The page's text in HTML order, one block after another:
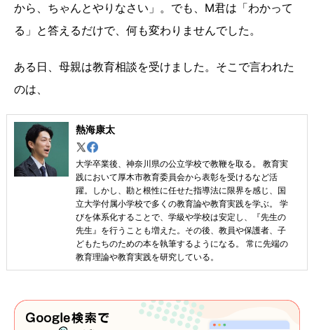
から、ちゃんとやりなさい」。でも、M君は「わかって
る」と答えるだけで、何も変わりませんでした。
ある日、母親は教育相談を受けました。そこで言われた
のは、
熱海康太
大学卒業後、神奈川県の公立学校で教鞭を取る。 教育実
践において厚木市教育委員会から表彰を受けるなど活
躍。しかし、勘と根性に任せた指導法に限界を感じ、国
立大学付属小学校で多くの教育論や教育実践を学ぶ。 学
びを体系化することで、学級や学校は安定し、『先生の
先生』を行うことも増えた。その後、教員や保護者、子
どもたちのための本を執筆するようになる。 常に先端の
教育理論や教育実践を研究している。